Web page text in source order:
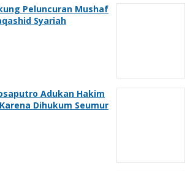
Peluncuran Mushaf
Syariah
Adukan Hakim
Dihukum Seumur